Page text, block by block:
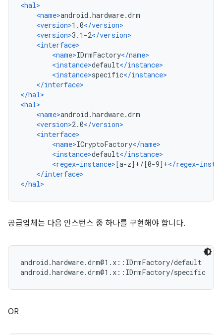
<hal>
<name>android.hardware.drm
<version>1.0</version>
<version>3.1-2</version>
<interface>
<name>IDrmFactory</name>
<instance>default</instance>
<instance>specific</instance>
</interface>
</hal>
<hal>
<name>android.hardware.drm
<version>2.0</version>
<interface>
<name>ICryptoFactory</name>
<instance>default</instance>
<regex-instance>[a-z]+/[0-9]+</regex-
</interface>
</hal>
공급업체는 다음 인스턴스 중 하나를 구현해야 합니다.
android.hardware.drm@1.x::IDrmFactory/default
OR